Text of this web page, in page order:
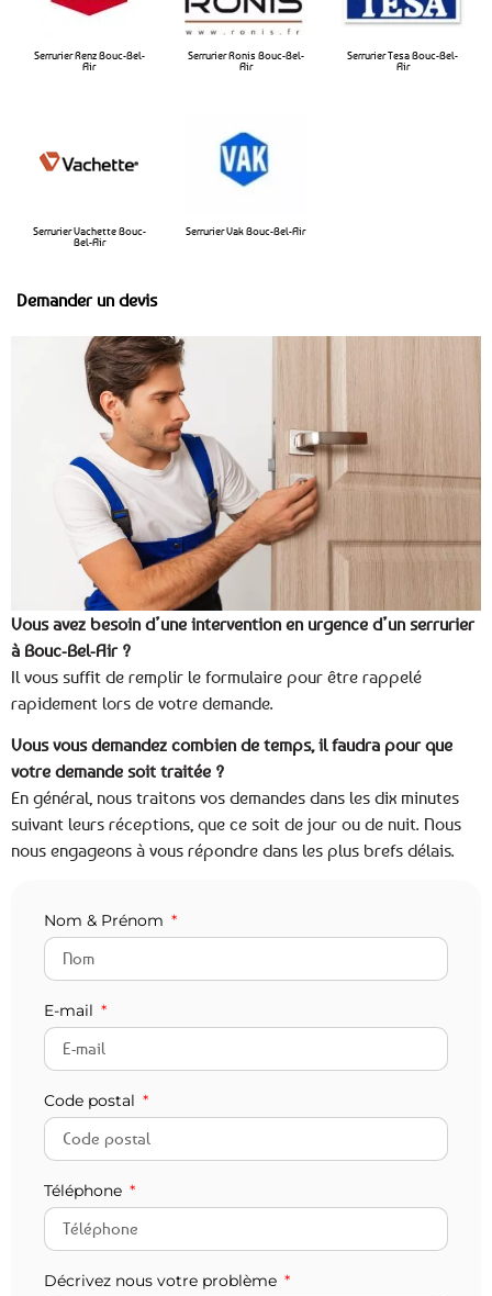
Serrurier Renz Bouc-Bel-
Air
Serrurier Ronis Bouc-Bel-
Air
Serrurier Tesa Bouc-Bel-
Air
Serrurier Vachette Bouc-
Bel-Air
Serrurier Vak Bouc-Bel-Air
Demander un devis
Vous avez besoin d’une intervention en urgence d’un serrurier
à Bouc-Bel-Air ?
Il vous suffit de remplir le formulaire pour être rappelé
rapidement lors de votre demande.
Vous vous demandez combien de temps, il faudra pour que
votre demande soit traitée ?
En général, nous traitons vos demandes dans les dix minutes
suivant leurs réceptions, que ce soit de jour ou de nuit. Nous
nous engageons à vous répondre dans les plus brefs délais.
Nom & Prénom
E-mail
Code postal
Téléphone
Décrivez nous votre problème